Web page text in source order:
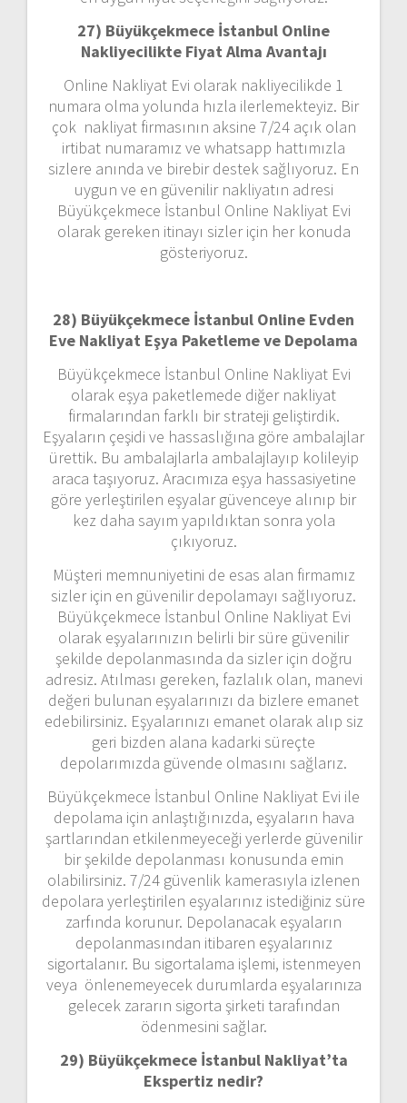
27) Büyükçekmece İstanbul Online
Nakliyecilikte Fiyat Alma Avantajı
Online Nakliyat Evi olarak nakliyecilikde 1
numara olma yolunda hızla ilerlemekteyiz. Bir
çok nakliyat firmasının aksine 7/24 açık olan
irtibat numaramız ve whatsapp hattımızla
sizlere anında ve birebir destek sağlıyoruz. En
uygun ve en güvenilir nakliyatın adresi
Büyükçekmece İstanbul Online Nakliyat Evi
olarak gereken itinayı sizler için her konuda
gösteriyoruz.
28) Büyükçekmece İstanbul Online Evden
Eve Nakliyat Eşya Paketleme ve Depolama
Büyükçekmece İstanbul Online Nakliyat Evi
olarak eşya paketlemede diğer nakliyat
firmalarından farklı bir strateji geliştirdik.
Eşyaların çeşidi ve hassaslığına göre ambalajlar
ürettik. Bu ambalajlarla ambalajlayıp kolileyip
araca taşıyoruz. Aracımıza eşya hassasiyetine
göre yerleştirilen eşyalar güvenceye alınıp bir
kez daha sayım yapıldıktan sonra yola
çıkıyoruz.
Müşteri memnuniyetini de esas alan firmamız
sizler için en güvenilir depolamayı sağlıyoruz.
Büyükçekmece İstanbul Online Nakliyat Evi
olarak eşyalarınızın belirli bir süre güvenilir
şekilde depolanmasında da sizler için doğru
adresiz. Atılması gereken, fazlalık olan, manevi
değeri bulunan eşyalarınızı da bizlere emanet
edebilirsiniz. Eşyalarınızı emanet olarak alıp siz
geri bizden alana kadarki süreçte
depolarımızda güvende olmasını sağlarız.
Büyükçekmece İstanbul Online Nakliyat Evi ile
depolama için anlaştığınızda, eşyaların hava
şartlarından etkilenmeyeceği yerlerde güvenilir
bir şekilde depolanması konusunda emin
olabilirsiniz. 7/24 güvenlik kamerasıyla izlenen
depolara yerleştirilen eşyalarınız istediğiniz süre
zarfında korunur. Depolanacak eşyaların
depolanmasından itibaren eşyalarınız
sigortalanır. Bu sigortalama işlemi, istenmeyen
veya önlenemeyecek durumlarda eşyalarınıza
gelecek zararın sigorta şirketi tarafından
ödenmesini sağlar.
29) Büyükçekmece İstanbul Nakliyat’ta
Ekspertiz nedir?